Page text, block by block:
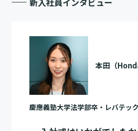
本田（
慶應義塾大学法学部卒・レバテッ